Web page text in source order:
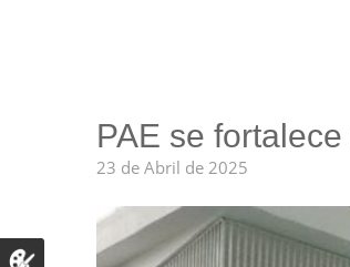
PAE se
23 de Abril de 2025